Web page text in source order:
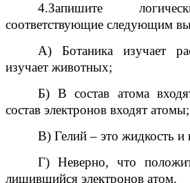
4.Запишите
соответствующие следующим
А) Ботаника изучает
изучает животных;
Б) В состав атома
состав электронов входят атомы;
В) Гелий – это жидкость и
Г) Неверно, что
лишившийся электронов атом.